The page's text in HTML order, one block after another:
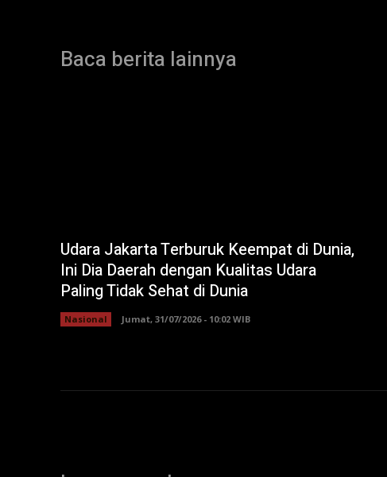
Baca berita lainnya
Udara Jakarta Terburuk Keempat di Dunia,
Ini Dia Daerah dengan Kualitas Udara
Paling Tidak Sehat di Dunia
Nasional Jumat, 31/07/2026 - 10:02 WIB